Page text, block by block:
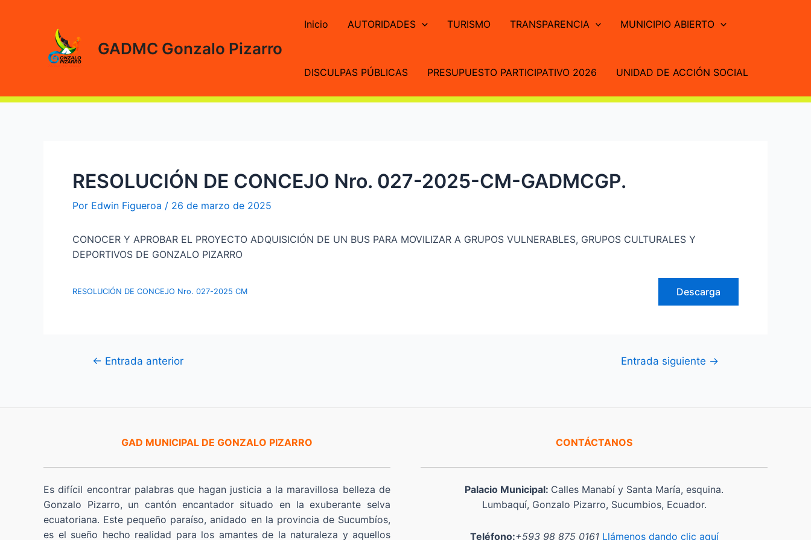
GADMC Gonzalo Pizarro
Inicio AUTORIDADES TURISMO TRANSPARENCIA MUNICIPIO ABIERTO
DISCULPAS PÚBLICAS PRESUPUESTO PARTICIPATIVO 2026 UNIDAD DE ACCIÓN SOCIAL
RESOLUCIÓN DE CONCEJO Nro. 027-2025-CM-GADMCGP.
Por Edwin Figueroa / 26 de marzo de 2025
CONOCER Y APROBAR EL PROYECTO ADQUISICIÓN DE UN BUS PARA MOVILIZAR A GRUPOS VULNERABLES, GRUPOS CULTURALES Y
DEPORTIVOS DE GONZALO PIZARRO
RESOLUCIÓN DE CONCEJO Nro. 027-2025 CM Descarga
Navegación
← Entrada anterior Entrada siguiente →
GAD MUNICIPAL DE GONZALO PIZARRO
Es difícil encontrar palabras que hagan justicia a la maravillosa belleza de
Gonzalo Pizarro, un cantón encantador situado en la exuberante selva
ecuatoriana. Este pequeño paraíso, anidado en la provincia de Sucumbíos,
es el sueño hecho realidad para los amantes de la naturaleza y aquellos
CONTÁCTANOS
Palacio Municipal: Calles Manabí y Santa María, esquina.
Lumbaquí, Gonzalo Pizarro, Sucumbios, Ecuador.
Teléfono:+593 98 875 0161 Llámenos dando clic aquí